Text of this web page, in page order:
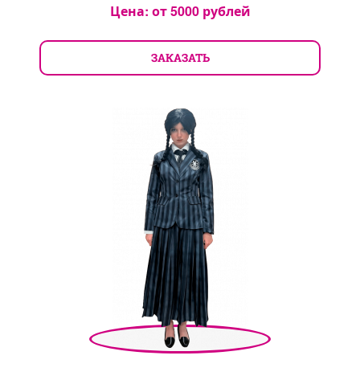
Цена: от5000рублей
ЗАКАЗАТЬ